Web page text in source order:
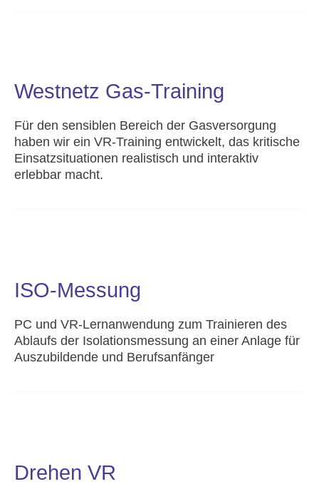
Westnetz Gas-Training
Für den sensiblen Bereich der Gasversorgung
haben wir ein VR-Training entwickelt, das kritische
Einsatzsituationen realistisch und interaktiv
erlebbar macht.
ISO-Messung
PC und VR-Lernanwendung zum Trainieren des
Ablaufs der Isolationsmessung an einer Anlage für
Auszubildende und Berufsanfänger
Drehen VR